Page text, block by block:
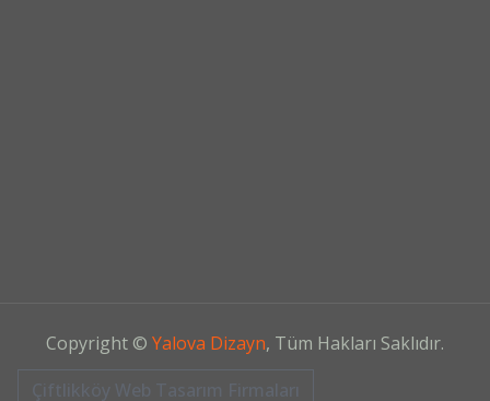
Copyright © Yalova Dizayn, Tüm Hakları Saklıdır.
Çiftlikköy Web Tasarım Firmaları